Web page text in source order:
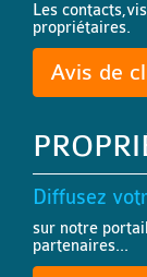
Les
propriétaires.
Avis de
Diffusez
sur notre
partenaires...